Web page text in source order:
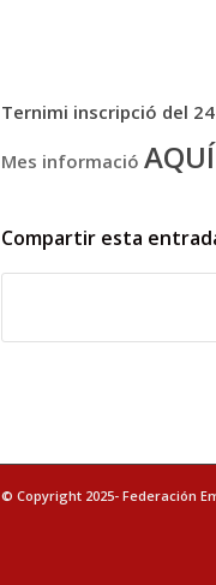
Ternimi inscripció del
Mes informació AQUÍ
Compartir esta
© Copyright 2025- Federación